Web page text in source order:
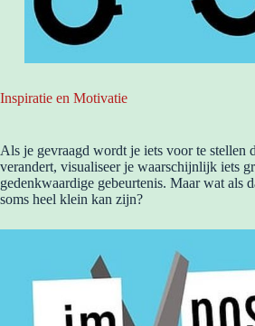
Inspiratie en Motivatie
Als je gevraagd wordt je iets voor te stellen
verandert, visualiseer je waarschijnlijk iets
gedenkwaardige gebeurtenis. Maar wat als
soms heel klein kan zijn?